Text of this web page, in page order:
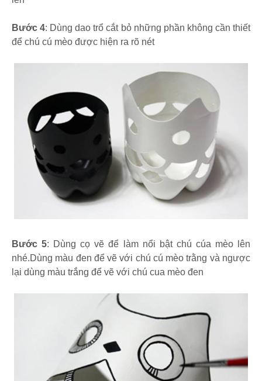
Bước 4: Dùng dao trổ cắt bỏ những phần không cần thiết
để chú cú mèo được hiện ra rõ nét
Bước 5: Dùng cọ vẽ để làm nổi bật chú cúa mèo lên
nhé.Dùng màu đen để vẽ với chú cú mèo trằng và ngược
lại dùng màu trắng để vẽ với chú cua mèo đen